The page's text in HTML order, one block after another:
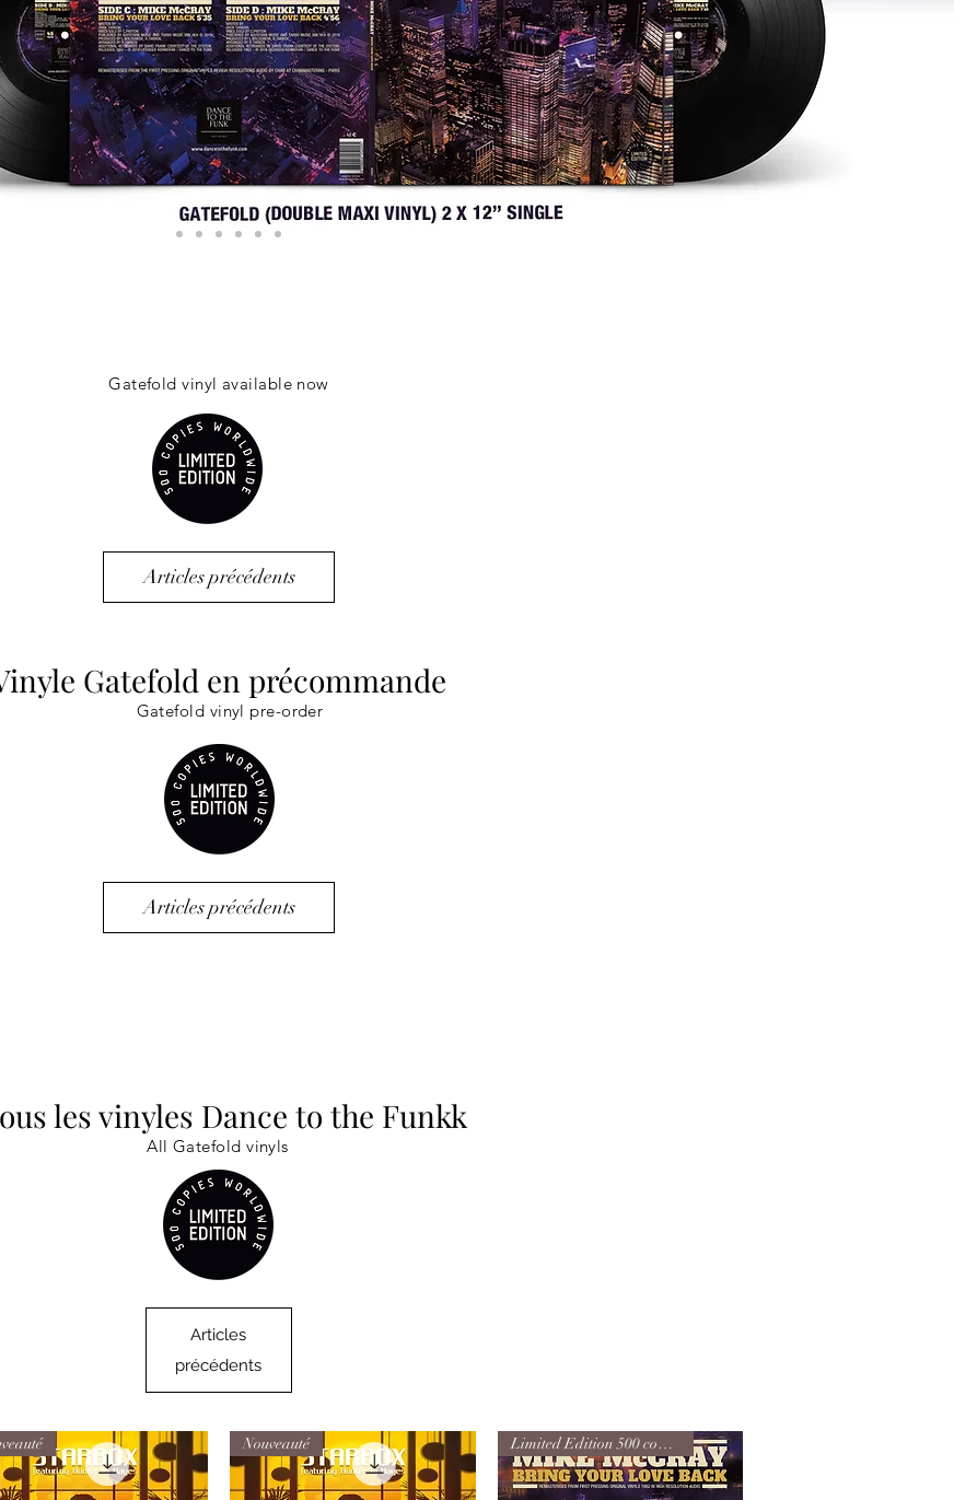
Gatefold vinyl available now
Articles précédents
Gatefold en précommande
Gatefold vinyl pre-order
Articles précédents
les vinyles Dance to the Funkk
All Gatefold vinyls
Articles
précédents
Nouveauté Limited Edition 500 copy VINYL